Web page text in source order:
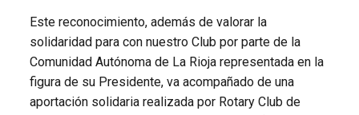
Este reconocimiento, además de valorar la
solidaridad para con nuestro Club por parte de la
Comunidad Autónoma de La Rioja representada en la
figura de su Presidente, va acompañado de una
aportación solidaria realizada por Rotary Club de